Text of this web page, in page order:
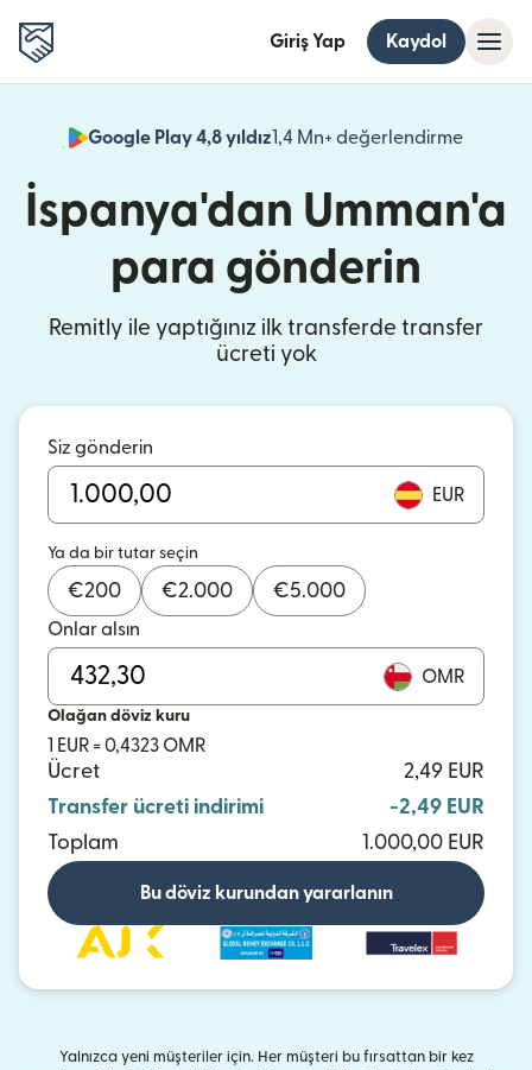
Giriş Yap Kaydol
Google Play 4,8 yıldız1,4 Mn+ değerlendirme
İspanya'dan Umman'a
para gönderin
Remitly ile yaptığınız ilk transferde transfer
ücreti yok
Siz gönderin
EUR
Ya da bir tutar seçin
€200 €2.000 €5.000
Onlar alsın
OMR
Olağan döviz kuru
1 EUR = 0,4323 OMR
Ücret
2,49 EUR
Transfer ücreti indirimi
-2,49 EUR
Toplam
1.000,00 EUR
Bu döviz kurundan yararlanın
Yalnızca yeni müşteriler için. Her müşteri bu fırsattan bir kez